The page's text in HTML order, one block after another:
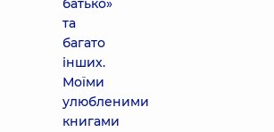
батько»
та
багато
інших.
Моїми
улюбленими
книгами